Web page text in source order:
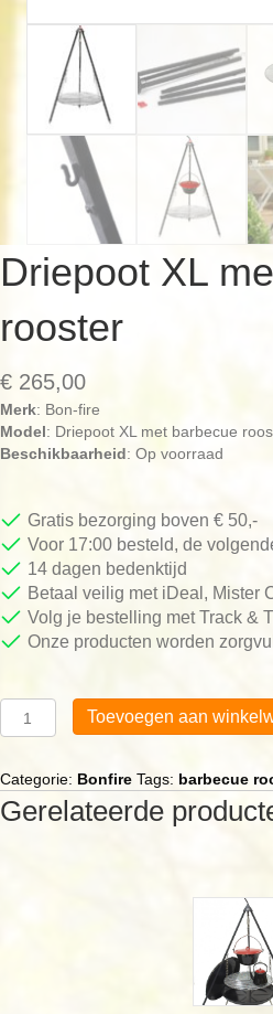
Driepoot XL
rooster
€ 265,00
Merk: Bon-fire
Model: Driepoot XL met barbecue
Beschikbaarheid: Op voorraad
Gratis bezorging boven € 50,-
Voor 17:00 besteld, de
14 dagen bedenktijd
Betaal veilig met iDeal, Mister
Volg je bestelling met Track &
Onze producten worden
XL
barbecue
rooster
aantal
Toevoegen aan
Categorie: Bonfire Tags: barbecue
Gerelateerde